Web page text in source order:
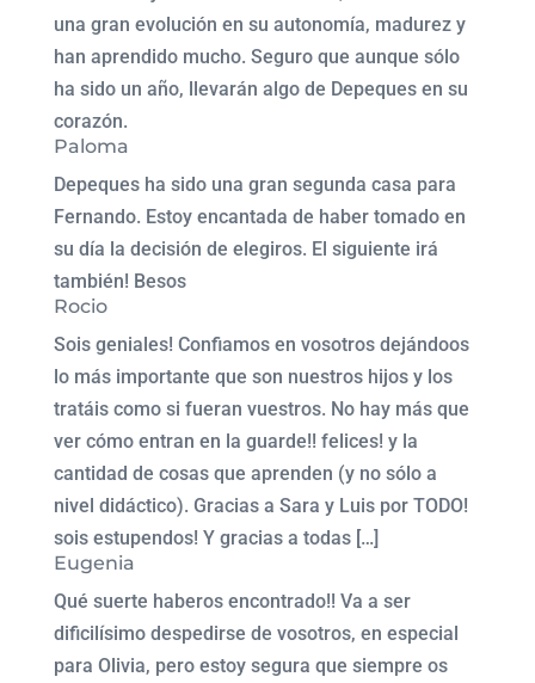
una gran evolución en su autonomía, madurez y
han aprendido mucho. Seguro que aunque sólo
ha sido un año, llevarán algo de Depeques en su
corazón.
Paloma
Depeques ha sido una gran segunda casa para
Fernando. Estoy encantada de haber tomado en
su día la decisión de elegiros. El siguiente irá
también! Besos
Rocio
Sois geniales! Confiamos en vosotros dejándoos
lo más importante que son nuestros hijos y los
tratáis como si fueran vuestros. No hay más que
ver cómo entran en la guarde!! felices! y la
cantidad de cosas que aprenden (y no sólo a
nivel didáctico). Gracias a Sara y Luis por TODO!
sois estupendos! Y gracias a todas […]
Eugenia
Qué suerte haberos encontrado!! Va a ser
dificilísimo despedirse de vosotros, en especial
para Olivia, pero estoy segura que siempre os